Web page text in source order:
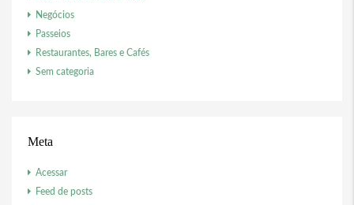
Negócios
Passeios
Restaurantes, Bares e Cafés
Sem categoria
Meta
Acessar
Feed de posts